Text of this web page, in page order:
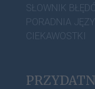
SŁOWNIK
PORADNIA
CIEKAWOSTKI